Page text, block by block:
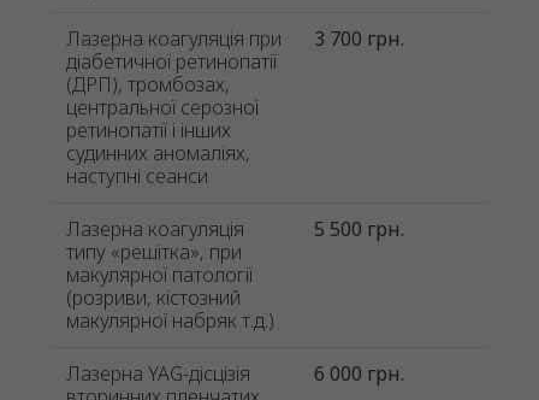
Лазерна коагуляція при
діабетичної ретинопатії
(ДРП), тромбозах,
центральної серозної
ретинопатії і інших
судинних аномаліях,
наступні сеанси
3 700 грн.
Лазерна коагуляція
типу «решітка», при
макулярної патології
(розриви, кістозний
макулярної набряк т.д.)
5 500 грн.
Лазерна YAG-дісцізія
6 000 грн.